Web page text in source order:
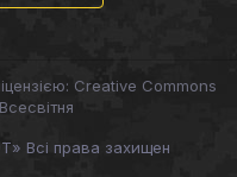
Creative Commons
Всі права захищен